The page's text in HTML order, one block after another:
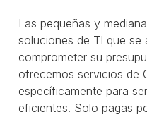
Las pequeñas y
soluciones de TI que se
comprometer su
ofrecemos servicios de
específicamente para
eficientes. Solo pagas